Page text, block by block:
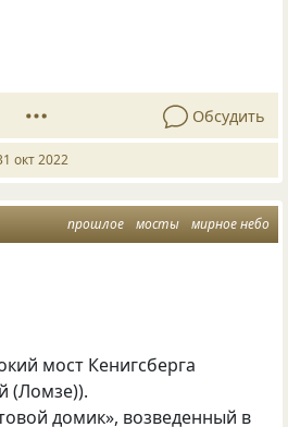
Обсудить
окт 2022
прошлое мосты мирное небо
мост Кенигсберга
(Ломзе)).
домик», возведенный в